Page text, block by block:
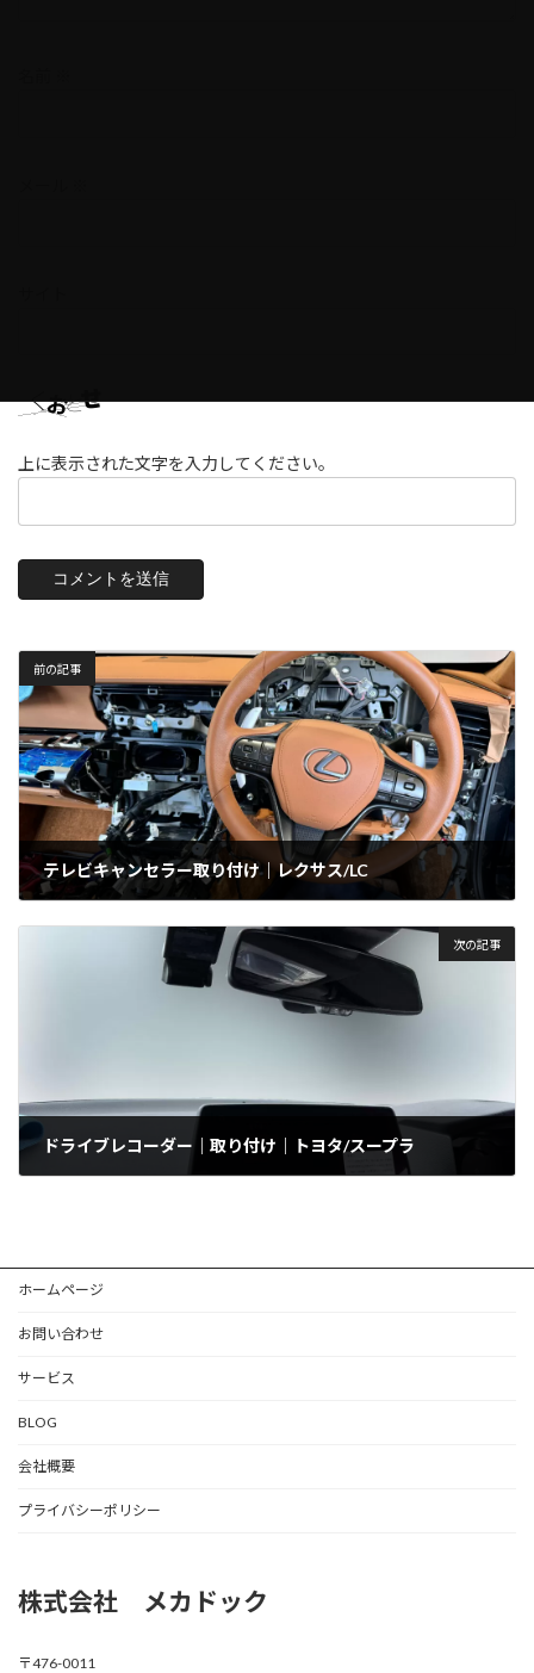
上に表示された文字を入力してください。
前の記事
テレビキャンセラー取り付け｜レクサス/LC
次の記事
ドライブレコーダー｜取り付け｜トヨタ/スープラ
ホームページ
お問い合わせ
サービス
BLOG
会社概要
プライバシーポリシー
株式会社 メカドック
〒476-0011